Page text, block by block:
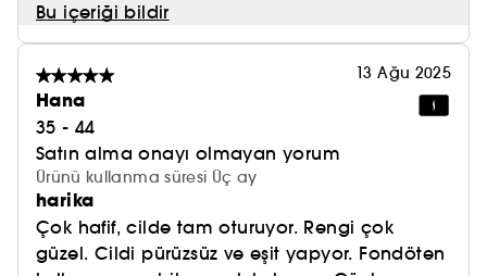
Bu içeriği bildir
13 Ağu 2025
Hana
35 - 44
Satın alma onayı olmayan yorum
Ürünü kullanma süresi Üç ay
harika
Çok hafif, cilde tam oturuyor. Rengi çok
güzel. Cildi pürüzsüz ve eşit yapyor. Fondöten